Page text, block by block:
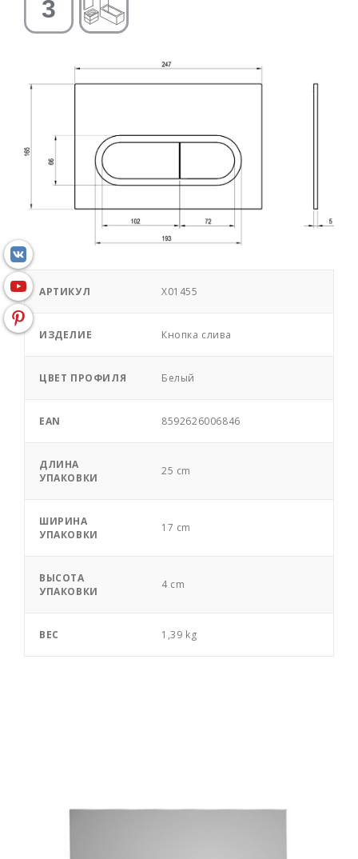
АРТИКУЛ X01455
ИЗДЕЛИЕ Кнопка слива
ЦВЕТ ПРОФИЛЯ Белый
EAN 8592626006846
ДЛИНА
УПАКОВКИ
25 cm
ШИРИНА
УПАКОВКИ
17 cm
ВЫСОТА
УПАКОВКИ
4 cm
ВЕС 1,39 kg